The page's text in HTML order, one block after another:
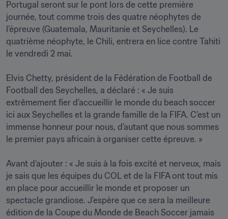
Portugal seront sur le pont lors de cette première
journée, tout comme trois des quatre néophytes de
l’épreuve (Guatemala, Mauritanie et Seychelles). Le
quatrième néophyte, le Chili, entrera en lice contre Tahiti
le vendredi 2 mai.
Elvis Chetty, président de la Fédération de Football de
Football des Seychelles, a déclaré : « Je suis
extrêmement fier d’accueillir le monde du beach soccer
ici aux Seychelles et la grande famille de la FIFA. C’est un
immense honneur pour nous, d’autant que nous sommes
le premier pays africain à organiser cette épreuve. »
Avant d’ajouter : « Je suis à la fois excité et nerveux, mais
je sais que les équipes du COL et de la FIFA ont tout mis
en place pour accueillir le monde et proposer un
spectacle grandiose. J’espère que ce sera la meilleure
édition de la Coupe du Monde de Beach Soccer jamais